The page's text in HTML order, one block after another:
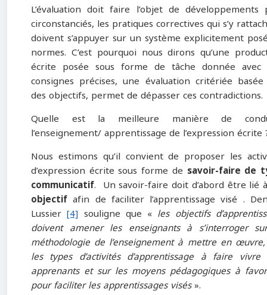
L’évaluation doit faire l’objet de développements
circonstanciés, les pratiques correctives qui s’y
doivent s’appuyer sur un système explicitement
normes. C’est pourquoi nous dirons qu’une
écrite posée sous forme de tâche donnée avec
consignes précises, une évaluation critériée
des objectifs, permet de dépasser ces contradictions.
Quelle est la meilleure manière de
l’enseignement/ apprentissage de l’expression écrite
Nous estimons qu’il convient de proposer les
d’expression écrite sous forme de savoir-faire de
communicatif. Un savoir-faire doit d’abord être lié
objectif afin de faciliter l’apprentissage visé .
Lussier[4] souligne que « les objectifs
doivent amener les enseignants à s’interroger
méthodologie de l’enseignement à mettre en
les types d’activités d’apprentissage à faire vivre
apprenants et sur les moyens pédagogiques à
pour faciliter les apprentissages visés».